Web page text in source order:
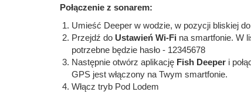
Połączenie z sonarem:
Umieść Deeper w wodzie, w pozycji bliskiej
Przejdź do Ustawień Wi-Fi na smartfonie. W
potrzebne będzie hasło - 12345678
Następnie otwórz aplikację Fish Deeper i
GPS jest włączony na Twym smartfonie.
Włącz tryb Pod Lodem